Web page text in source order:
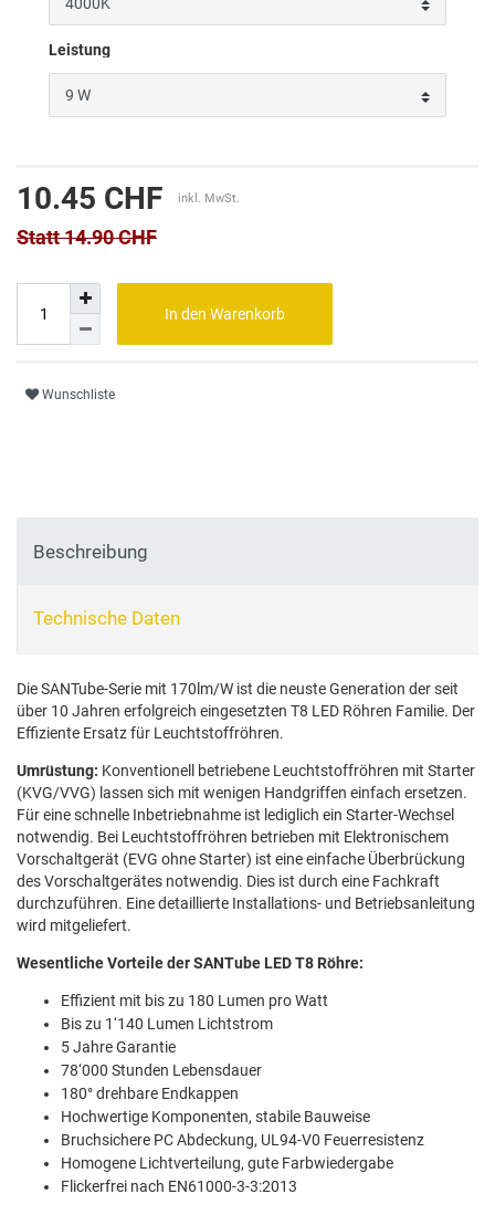
Leistung
Statt 14.90 CHF
10.45 CHF inkl. MwSt.
In den Warenkorb
Wunschliste
Beschreibung
Technische Daten
Die SANTube-Serie mit 170lm/W ist die neuste Generation der seit
über 10 Jahren erfolgreich eingesetzten T8 LED Röhren Familie. Der
Effiziente Ersatz für Leuchtstoffröhren.
Umrüstung: Konventionell betriebene Leuchtstoffröhren mit Starter
(KVG/VVG) lassen sich mit wenigen Handgriffen einfach ersetzen.
Für eine schnelle Inbetriebnahme ist lediglich ein Starter-Wechsel
notwendig. Bei Leuchtstoffröhren betrieben mit Elektronischem
Vorschaltgerät (EVG ohne Starter) ist eine einfache Überbrückung
des Vorschaltgerätes notwendig. Dies ist durch eine Fachkraft
durchzuführen. Eine detaillierte Installations- und Betriebsanleitung
wird mitgeliefert.
Wesentliche Vorteile der SANTube LED T8 Röhre:
Effizient mit bis zu 180 Lumen pro Watt
Bis zu 1‘140 Lumen Lichtstrom
5 Jahre Garantie
78‘000 Stunden Lebensdauer
180° drehbare Endkappen
Hochwertige Komponenten, stabile Bauweise
Bruchsichere PC Abdeckung, UL94-V0 Feuerresistenz
Homogene Lichtverteilung, gute Farbwiedergabe
Flickerfrei nach EN61000-3-3:2013